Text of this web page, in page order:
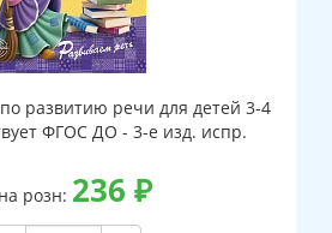
развитию речи для детей 3-4
ФГОС ДО - 3-е изд. испр.
розн: 236 ₽